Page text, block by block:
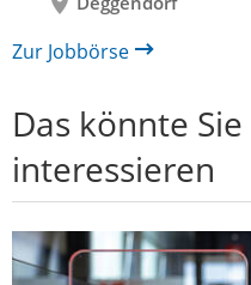
Zur Jobbörse
Das könnte
interessieren